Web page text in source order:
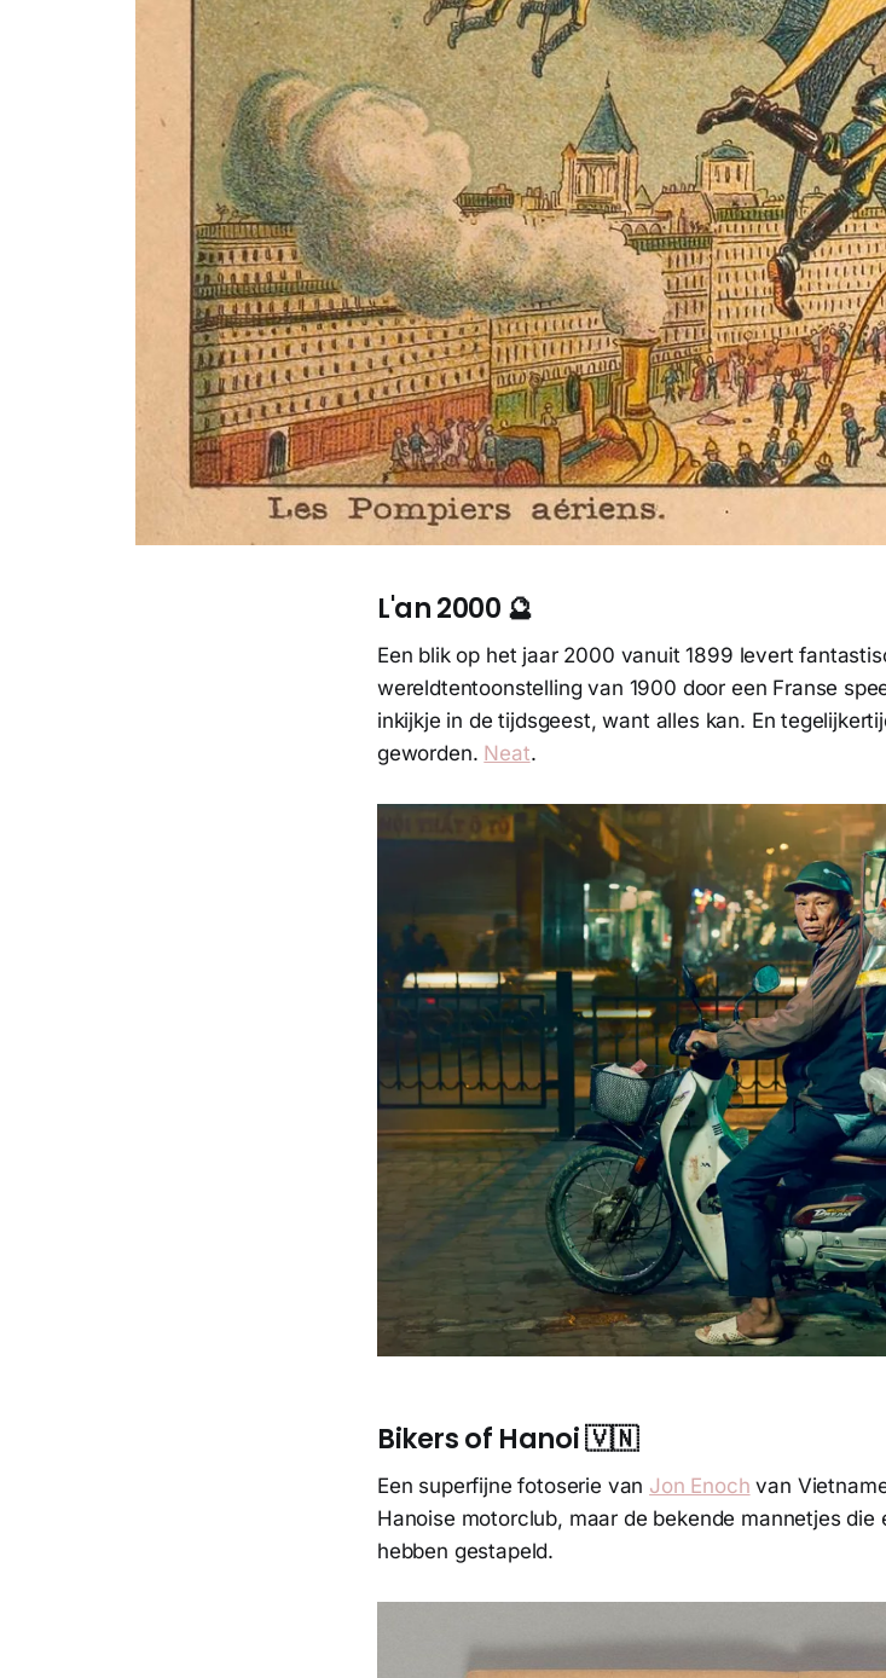
L'an 2000 🔮
Een blik op het jaar 2000 vanuit 1899 levert
wereldtentoonstelling van 1900 door een Franse
inkijkje in de tijdsgeest, want alles kan. En
geworden. Neat.
Bikers of Hanoi 🇻🇳
Een superfijne fotoserie van Jon Enoch van
Hanoise motorclub, maar de bekende mannetjes
hebben gestapeld.